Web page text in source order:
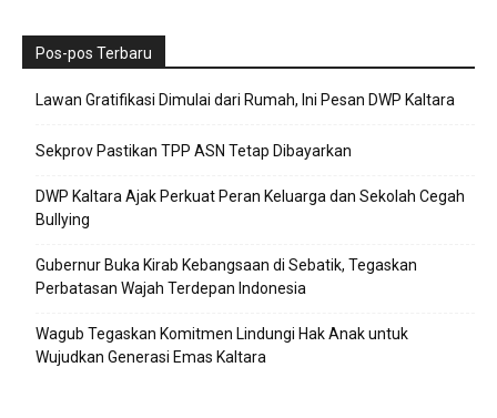
Pos-pos Terbaru
Lawan Gratifikasi Dimulai dari Rumah, Ini Pesan DWP Kaltara
Sekprov Pastikan TPP ASN Tetap Dibayarkan
DWP Kaltara Ajak Perkuat Peran Keluarga dan Sekolah Cegah
Bullying
Gubernur Buka Kirab Kebangsaan di Sebatik, Tegaskan
Perbatasan Wajah Terdepan Indonesia
Wagub Tegaskan Komitmen Lindungi Hak Anak untuk
Wujudkan Generasi Emas Kaltara